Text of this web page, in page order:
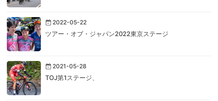
2022-05-22
ツアー・オブ・ジャパン2022東京ステージ
2021-05-28
TOJ第1ステージ、